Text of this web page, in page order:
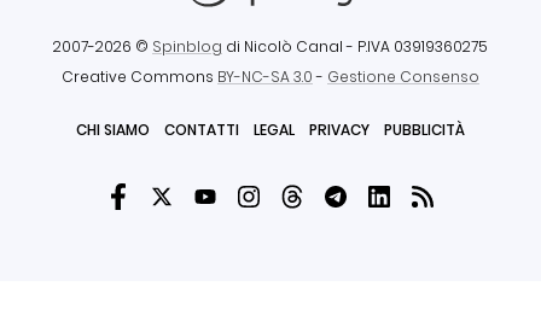
2007-2026 © Spinblog di Nicolò Canal - P.IVA 03919360275
Creative Commons BY-NC-SA 3.0- Gestione Consenso
CHI SIAMO CONTATTI LEGAL PRIVACY PUBBLICITÀ